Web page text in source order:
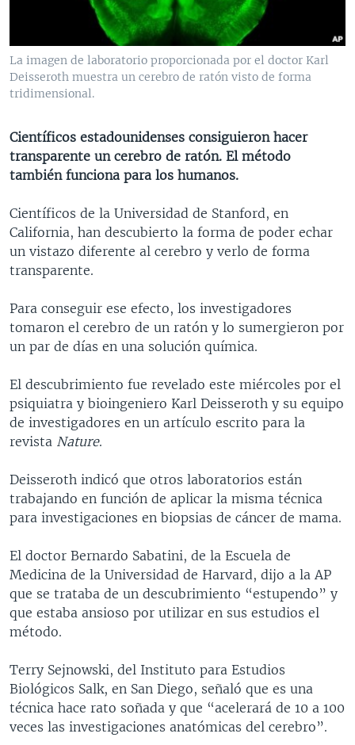
ENTRETENIMIENTO Y CULTURA
TECNOLOGÍA
DEPORTES
CIENCIA Y SALUD
FOTOGRAFÍA
AUDIOS
EL MUNDO AL DÍA
FORO INTERAMERICANO
VISIÓN 360
LAS CLAVES
RADIO
AVANCE INFORMATIVO
AUDIONOTICIAS
BUENOS DÍAS AMÉRICA
ESTADOS UNIDOS AL DÍA
EL MUNDO AL DÍA [RADIO]
FORO [RADIO]
DEPORTIVO INTERNACIONAL
ENTRETENIMIENTO
DIRECT
DOCUMENTALES DE LA VOA
Learning English
SÍGANOS
La imagen de laboratorio proporcionada por el doctor Karl
Deisseroth muestra un cerebro de ratón visto de forma
tridimensional.
Científicos estadounidenses consiguieron hacer
transparente un cerebro de ratón. El método
también funciona para los humanos.
Científicos de la Universidad de Stanford, en
California, han descubierto la forma de poder echar
un vistazo diferente al cerebro y verlo de forma
transparente.
Para conseguir ese efecto, los investigadores
tomaron el cerebro de un ratón y lo sumergieron por
un par de días en una solución química.
El descubrimiento fue revelado este miércoles por el
psiquiatra y bioingeniero Karl Deisseroth y su equipo
de investigadores en un artículo escrito para la
revista Nature.
Deisseroth indicó que otros laboratorios están
trabajando en función de aplicar la misma técnica
para investigaciones en biopsias de cáncer de mama.
El doctor Bernardo Sabatini, de la Escuela de
Medicina de la Universidad de Harvard, dijo a la AP
que se trataba de un descubrimiento “estupendo” y
que estaba ansioso por utilizar en sus estudios el
método.
Terry Sejnowski, del Instituto para Estudios
Biológicos Salk, en San Diego, señaló que es una
técnica hace rato soñada y que “acelerará de 10 a 100
veces las investigaciones anatómicas del cerebro”.